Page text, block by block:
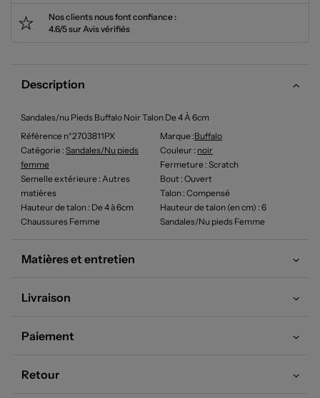
Nos clients nous font confiance :
4.6/5 sur Avis vérifiés
Description
Sandales/nu Pieds Buffalo Noir Talon De 4 À 6cm
Référence n°2703811PX
Marque :Buffalo
Catégorie : Sandales/Nu pieds
femme
Couleur : noir
Fermeture : Scratch
Semelle extérieure : Autres
matières
Bout : Ouvert
Talon : Compensé
Hauteur de talon : De 4 à 6cm Hauteur de talon (en cm) : 6
Chaussures Femme
Sandales/Nu pieds Femme
Matières et entretien
Livraison
Paiement
Retour